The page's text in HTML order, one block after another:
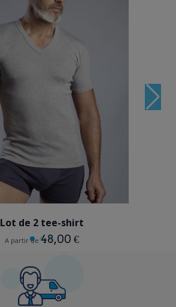
MULTICOLORE
Lot de 2 tee-shirt
A partir de48,00 €